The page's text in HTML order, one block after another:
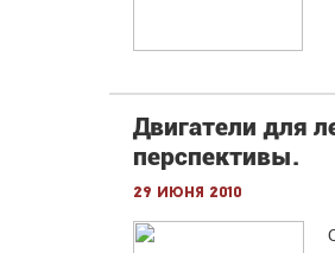
Двигатели для
перспективы.
29 июня 2010